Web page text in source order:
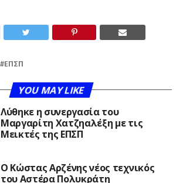
ΕΠΣΠ
YOU MAY LIKE
Λύθηκε η συνεργασία του
Μαργαρίτη Χατζηαλέξη με τις
Μεικτές της ΕΠΣΠ
Ο Κώστας Αρζένης νέος τεχνικός
του Αστέρα Πολυκράτη